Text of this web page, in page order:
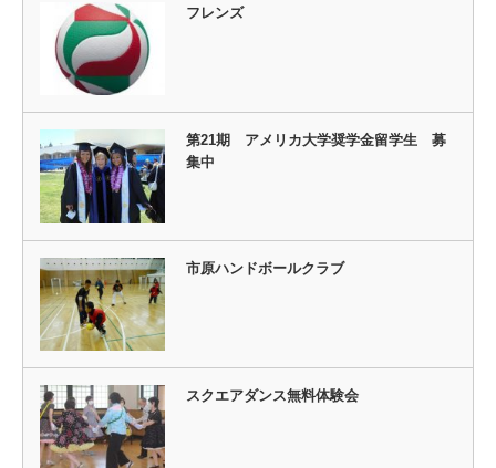
フレンズ
第21期 アメリカ大学奨学金留学生 募
集中
市原ハンドボールクラブ
スクエアダンス無料体験会